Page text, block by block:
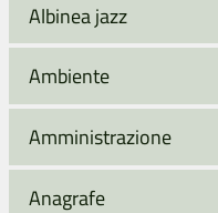
Albinea jazz
Ambiente
Amministrazione
Anagrafe